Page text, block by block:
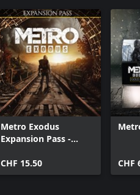
Metro Exodus
Expansion Pass -
CHF 15.50
CHF